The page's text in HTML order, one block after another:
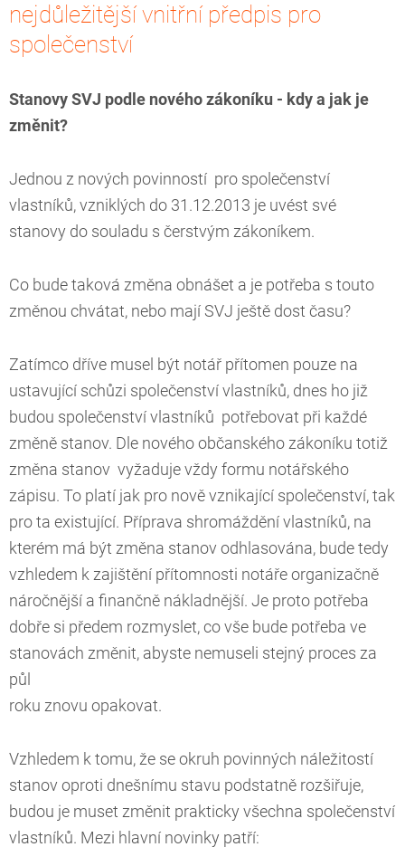
nejdůležitější vnitřní předpis pro
společenství
Stanovy SVJ podle nového zákoníku - kdy a jak je
změnit?
Jednou z nových povinností pro společenství
vlastníků, vzniklých do 31.12.2013 je uvést své
stanovy do souladu s čerstvým zákoníkem.
Co bude taková změna obnášet a je potřeba s touto
změnou chvátat, nebo mají SVJ ještě dost času?
Zatímco dříve musel být notář přítomen pouze na
ustavující schůzi společenství vlastníků, dnes ho již
budou společenství vlastníků potřebovat při každé
změně stanov. Dle nového občanského zákoníku totiž
změna stanov vyžaduje vždy formu notářského
zápisu. To platí jak pro nově vznikající společenství, tak
pro ta existující. Příprava shromáždění vlastníků, na
kterém má být změna stanov odhlasována, bude tedy
vzhledem k zajištění přítomnosti notáře organizačně
náročnější a finančně nákladnější. Je proto potřeba
dobře si předem rozmyslet, co vše bude potřeba ve
stanovách změnit, abyste nemuseli stejný proces za
půl
roku znovu opakovat.
Vzhledem k tomu, že se okruh povinných náležitostí
stanov oproti dnešnímu stavu podstatně rozšiřuje,
budou je muset změnit prakticky všechna společenství
vlastníků. Mezi hlavní novinky patří: